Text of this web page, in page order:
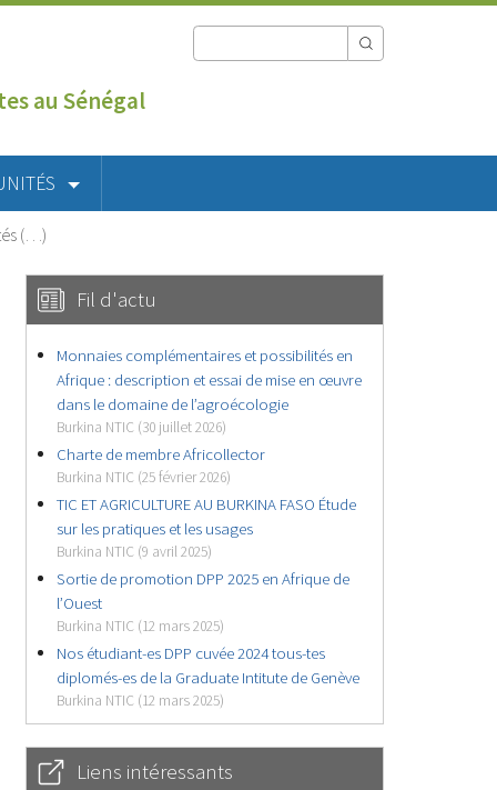
au Sénégal
(…)
Fil d'actu
Monnaies complémentaires et possibilités en
Afrique : description et essai de mise en œuvre
dans le domaine de l’agroécologie
Burkina NTIC (30 juillet 2026)
Charte de membre Africollector
Burkina NTIC (25 février 2026)
TIC ET AGRICULTURE AU BURKINA FASO Étude
sur les pratiques et les usages
Burkina NTIC (9 avril 2025)
Sortie de promotion DPP 2025 en Afrique de
l’Ouest
Burkina NTIC (12 mars 2025)
Nos étudiant-es DPP cuvée 2024 tous-tes
diplomés-es de la Graduate Intitute de Genève
Burkina NTIC (12 mars 2025)
Liens intéressants